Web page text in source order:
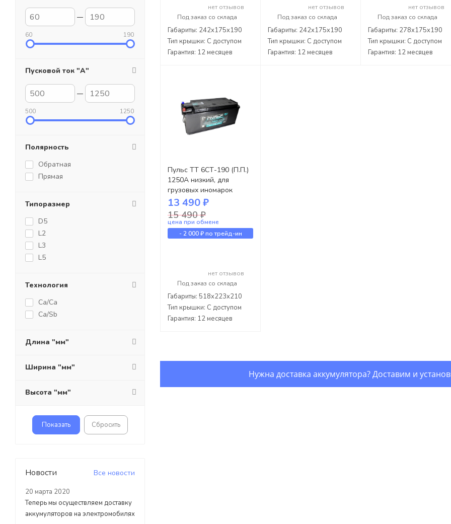
нет отзывов
Под заказ со склада
Габариты: 242x175x190
Тип крышки: С доступом
Гарантия: 12 месяцев
нет отзывов
Под заказ со склада
Габариты: 242x175x190
Тип крышки: С доступом
Гарантия: 12 месяцев
нет отзывов
Под заказ со склада
Габариты: 278x175x190
Тип крышки: С доступом
Гарантия: 12 месяцев
Пульс ТТ 6СТ-190 (П.П.)
1250А низкий, для
грузовых иномарок
13 490 ₽
15 490 ₽
цена при обмене
- 2 000 ₽ по трейд-ин
нет отзывов
Под заказ со склада
Габариты: 518x223x210
Тип крышки: С доступом
Гарантия: 12 месяцев
Нужна доставка аккумулятора? Доставим и
60 190
Пусковой ток "А"
500 1250
Полярность
Обратная
Прямая
Типоразмер
D5
L2
L3
L5
Технология
Ca/Ca
Ca/Sb
Длина "мм"
Ширина "мм"
Высота "мм"
Сбросить
Новости Все новости
20 марта 2020
Теперь мы осуществляем доставку
аккумуляторов на электромобилях